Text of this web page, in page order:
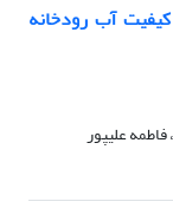
آب رودخانه
علیپور